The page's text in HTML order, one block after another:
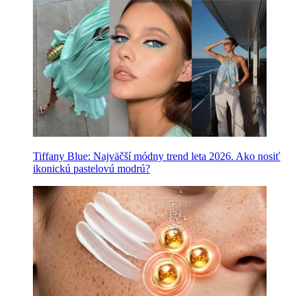
Tiffany Blue: Najväčší módny trend leta 2026. Ako nosiť
ikonickú pastelovú modrú?